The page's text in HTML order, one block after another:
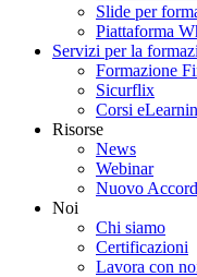
Slide per
Piattaforma
Servizi per la
Formazione
Sicurflix
Corsi
Risorse
News
Webinar
Nuovo
Noi
Chi siamo
Certificazioni
Lavora con